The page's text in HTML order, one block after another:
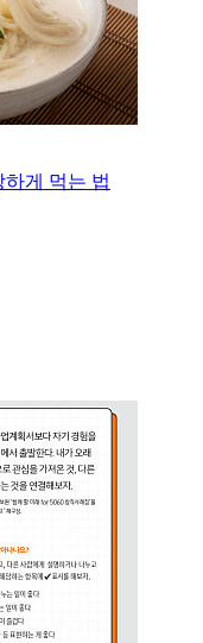
하게 먹는 법